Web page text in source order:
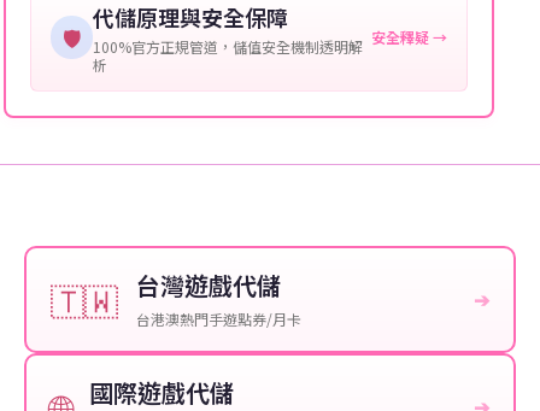
🛡️
代儲原理與安全保障
100%官方正規管道，儲值安全機制透明解
析
安全釋疑 →
🇹🇼 台灣遊戲代儲
台港澳熱門手遊點券/月卡
➔
國際遊戲代儲